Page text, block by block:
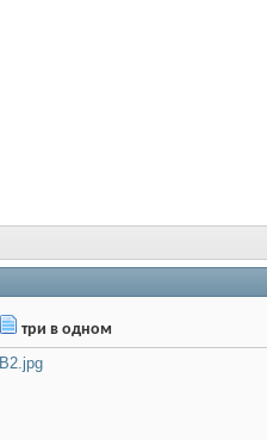
три в одном
B2.jpg